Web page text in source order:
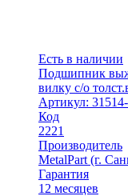
Есть в наличии
Подшипник
вилку с/о
Артикул:
Код
2221
Производитель
MetalPart (г.
Гарантия
12 месяцев